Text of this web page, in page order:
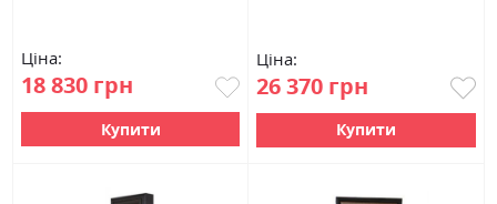
Ціна:
18 830 грн
Купити
Ціна:
26 370 грн
Купити